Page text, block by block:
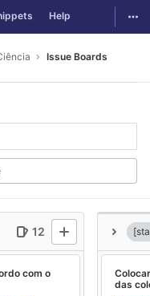
Help
Issue Boards
12
com o
das